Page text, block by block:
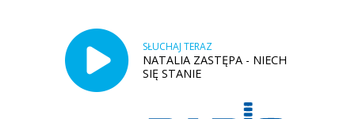
SŁUCHAJ TERAZ
NATALIA ZASTĘPA - NIECH
SIĘ STANIE